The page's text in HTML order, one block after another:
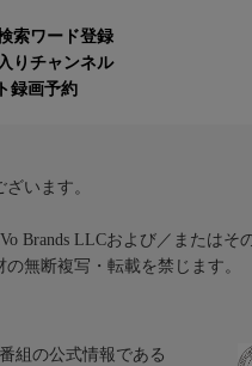
索ワード登録
りチャンネル
録画予約
います。
Brands LLCおよび／またはそ
無断複写・転載を禁じます。
組の公式情報である